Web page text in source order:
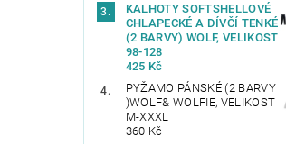
KALHOTY SOFTSHELLOVÉ
CHLAPECKÉ A DÍVČÍ TENKÉ
(2 BARVY) WOLF, VELIKOST
98-128
425 Kč
PYŽAMO PÁNSKÉ (2 BARVY
)WOLF& WOLFIE, VELIKOST
M-XXXL
360 Kč